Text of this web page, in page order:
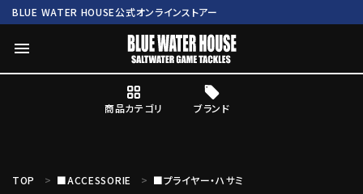
BLUE WATER HOUSE公式オンラインストアー
menu
商品カテゴリ ブランド
TOP ■ACCESSORIE ■プライヤー・ハサミ